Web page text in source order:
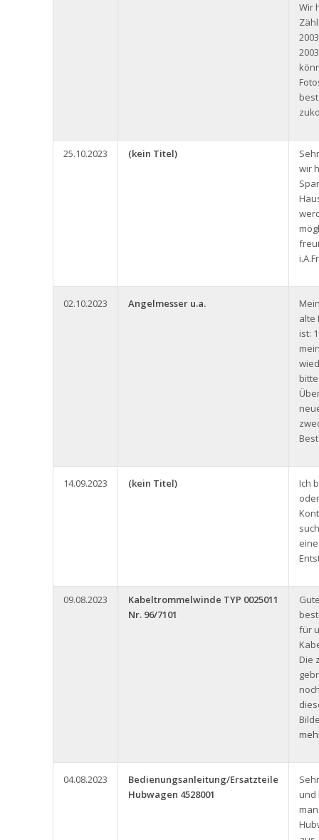
Wir
25.10.2023 (kein Titel)
wir
02.10.2023 Angelmesser u.a.
alte
ist:
14.09.2023 (kein Titel)
Ich
09.08.2023
Kabeltrommelwinde TYP 0025011
Nr. 96/7101
für
Die
04.08.2023
Bedienungsanleitung/Ersatzteile
Hubwagen 4528001
und